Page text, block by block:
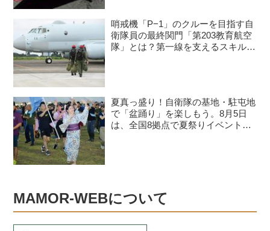
哨戒機「P−1」のクルーを目指す自
衛隊員の最終関門「第203教育航空
隊」とは？第一線を支えるスキルを
夏真っ盛り！自衛隊の基地・駐屯地
で「盆踊り」を楽しもう。8月5日
は、全国8拠点で夏祭りイベントが
MAMOR-WEBについて